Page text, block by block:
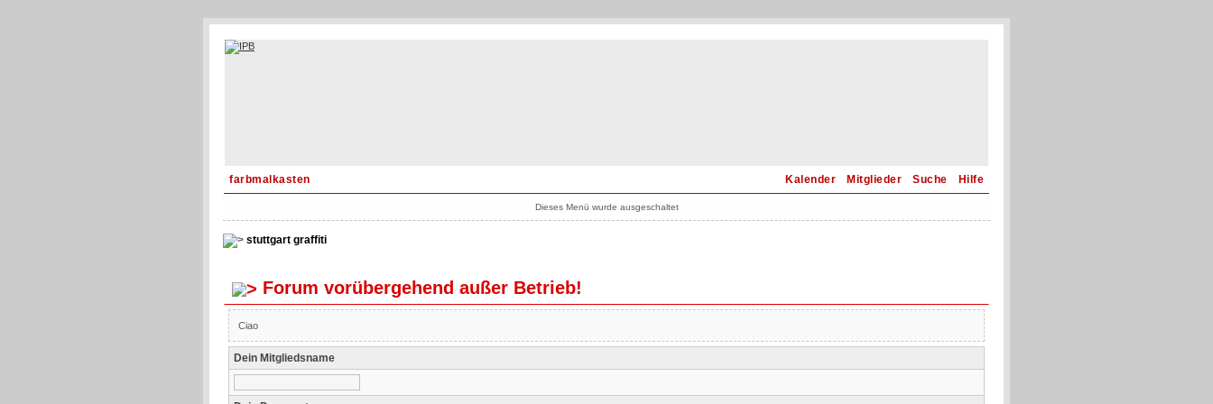
farbmalkasten Hilfe
Suche
Mitglieder
Kalender
Dieses Menü wurde ausgeschaltet
stuttgart graffiti
Forum vorübergehend außer Betrieb!
Ciao
Dein Mitgliedsname